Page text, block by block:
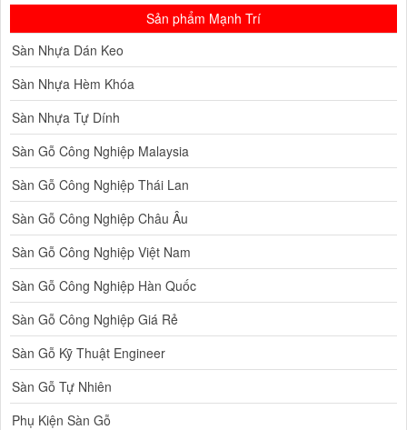
Sản phẩm Mạnh Trí
Sàn Nhựa Dán Keo
Sàn Nhựa Hèm Khóa
Sàn Nhựa Tự Dính
Sàn Gỗ Công Nghiệp Malaysia
Sàn Gỗ Công Nghiệp Thái Lan
Sàn Gỗ Công Nghiệp Châu Âu
Sàn Gỗ Công Nghiệp Việt Nam
Sàn Gỗ Công Nghiệp Hàn Quốc
Sàn Gỗ Công Nghiệp Giá Rẻ
Sàn Gỗ Kỹ Thuật Engineer
Sàn Gỗ Tự Nhiên
Phụ Kiện Sàn Gỗ